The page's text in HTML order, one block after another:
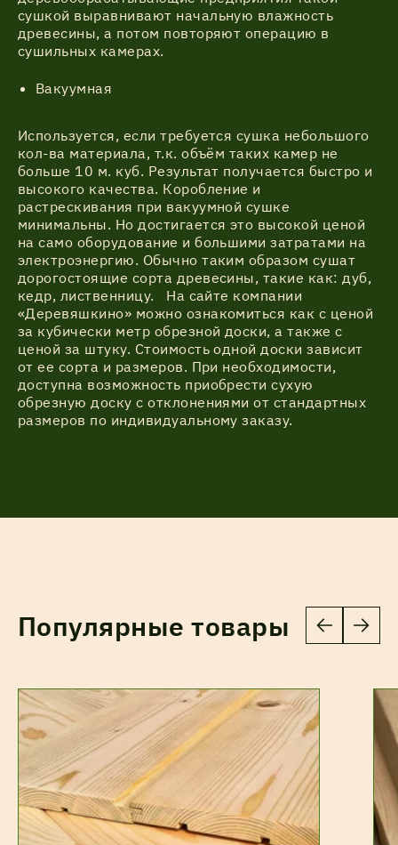
сушкой выравнивают начальную влажность
древесины, а потом повторяют операцию в
сушильных камерах.
Вакуумная
Используется, если требуется сушка небольшого
кол-ва материала, т.к. объём таких камер не
больше 10 м. куб. Результат получается быстро и
высокого качества. Коробление и
растрескивания при вакуумной сушке
минимальны. Но достигается это высокой ценой
на само оборудование и большими затратами на
электроэнергию. Обычно таким образом сушат
дорогостоящие сорта древесины, такие как: дуб,
кедр, лиственницу. На сайте компании
«Деревяшкино» можно ознакомиться как с ценой
за кубически метр обрезной доски, а также с
ценой за штуку. Стоимость одной доски зависит
от ее сорта и размеров. При необходимости,
доступна возможность приобрести сухую
обрезную доску с отклонениями от стандартных
размеров по индивидуальному заказу.
Популярные товары